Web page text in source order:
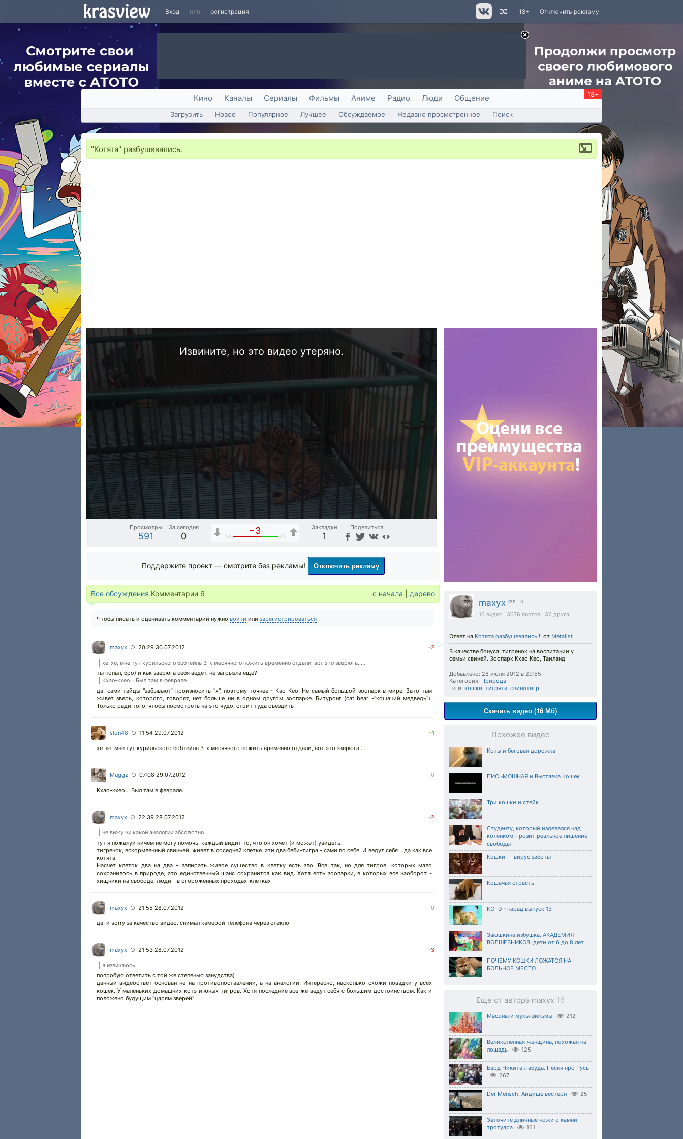
Вход или регистрация Отключить рекламу
18+
Кино Каналы Сериалы Фильмы Аниме Радио Люди Общение 18+
Загрузить Новое Популярное Лучшее Обсуждаемое Недавно просмотренное Поиск
"Котята" разбушевались.
Извините, но это видео утеряно.
Просмотры
591
За сегодня
0
−3
14 11
Закладки
1
Поделиться
maxyx 239 | 0
16 видео 3676 постов 32 друга
Ответ на Котята разбушевались!!! от Metalist
В качестве бонуса: тигренок на воспитании у
семьи свиней. Зоопарк Кхао Кео, Таиланд
Добавлено: 28 июля 2012 в 20:55
Категория: Природа
Теги: кошки, тигрята, свинотигр
Скачать видео (16 Мб)
Похожее видео
Коты и беговая дорожка
ПИСЬМОШНАЯ и Выставка Кошек
Три кошки и стейк
Студенту, который издевался над
котёнком, грозит реальное лишение
свободы
Кошки — вирус заботы
Кошачья страсть
КОТЭ - парад выпуск 13
Заюшкина избушка. АКАДЕМИЯ
ВОЛШЕБНИКОВ. дети от 6 до 8 лет
ПОЧЕМУ КОШКИ ЛОЖАТСЯ НА
БОЛЬНОЕ МЕСТО
Еще от автора maxyx 16
Масоны и мультфильмы 212
Великолепная женщина, похожая на
лошадь
125
Бард Никита Лабуда. Песня про Русь
267
Der Mensch. Аидише вестерн 25
Заточите длинные ножи о камни
тротуара
161
Поддержите проект — смотрите без рекламы! Отключить рекламу
Все обсуждения.Комментарии 6 с начала дерево
Чтобы писать и оценивать комментарии нужно войти или зарегистрироваться
maxyx ○ 20:29 30.07.2012 -2
хе-хе, мне тут курильского бобтейла 3-х месячного пожить временно отдали, вот это зверюга.....
ты попал, бро) и как зверюга себя ведет, не загрызла еще?
Кхао-кхео... Был там в феврале.
да. сами тайцы "забывают" произносить "х", поэтому точнее - Као Кео. Не самый большой зоопарк в мире. Зато там
живет зверь, которого, говорят, нет больше ни в одном другом зоопарке. Битуронг (cat bear -"кошачий медведь").
Только ради того, чтобы посмотреть на это чудо, стоит туда съездить
slon48 ○ 11:54 29.07.2012 +1
хе-хе, мне тут курильского бобтейла 3-х месячного пожить временно отдали, вот это зверюга.....
Muggz ○ 07:08 29.07.2012 0
Кхао-кхео... Был там в феврале.
maxyx ○ 22:39 28.07.2012 -2
не вижу ни какой аналогии абсолютно
тут я пожалуй ничем не могу помочь. каждый видит то, что он хочет (и может) увидеть.
тигренок, вскормленный свиньей, живет в соседней клетке. эти два беби-тигра - сами по себе. И ведут себя .. да как все
котята.
Насчет клеток два на два - запирать живое существо в клетку есть зло. Все так, но для тигров, которых мало
сохранилось в природе, это единственный шанс сохранится как вид. Хотя есть зоопарки, в которых все наоборот -
хищники на свободе, люди - в огороженных проходах-клетках
maxyx ○ 21:55 28.07.2012 0
да, и sorry за качество видео. снимал камерой телефона через стекло
maxyx ○ 21:53 28.07.2012 -3
я извиняюсь
попробую ответить с той же степенью занудства) :
данный видеоответ основан не на противопоставлении, а на аналогии. Интересно, насколько схожи повадки у всех
кошек. У маленьких домашних котэ и юных тигров. Хотя последние все же ведут себя с большим достоинством. Как и
положено будущим "царям зверей"